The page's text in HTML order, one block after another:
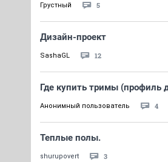
Грустный 5
Дизайн-проект
SashaGL 12
Где купить тримы (профиль
Анонимный пользователь 4
Теплые полы.
shurupovert 3